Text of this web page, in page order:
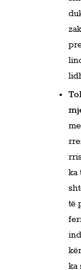
ka
të
ka